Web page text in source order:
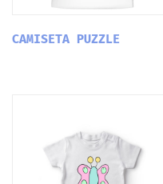
CAMISETA PUZZLE